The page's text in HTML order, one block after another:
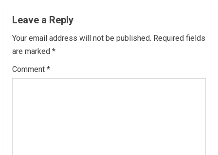
e
R
e
Leave a Reply
Your email address will not be published. Required fields
are marked *
Comment *